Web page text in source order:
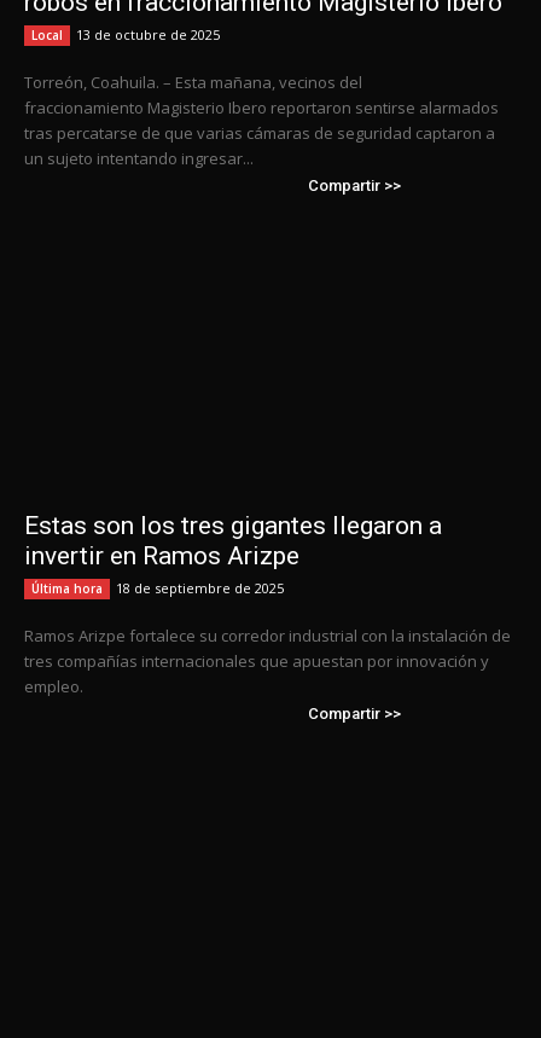
Local 13 de octubre de 2025
Torreón, Coahuila. – Esta mañana, vecinos del
fraccionamiento Magisterio Ibero reportaron sentirse alarmados
tras percatarse de que varias cámaras de seguridad captaron a
un sujeto intentando ingresar...
Compartir >>
Estas son los tres gigantes llegaron a
invertir en Ramos Arizpe
Última hora 18 de septiembre de 2025
Ramos Arizpe fortalece su corredor industrial con la instalación de
tres compañías internacionales que apuestan por innovación y
empleo.
Compartir >>